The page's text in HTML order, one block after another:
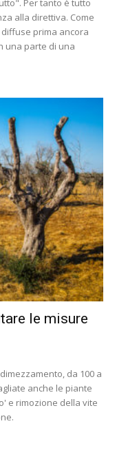
alla direttiva. Come
prima ancora
una parte di una
le misure
da 100 a
anche le piante
e rimozione della vite